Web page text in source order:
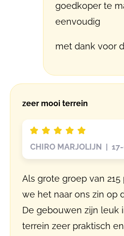
goedkoper te
eenvoudig
met dank voor
zeer mooi terrein
CHIRO MARJOLIJN |
Als grote groep van
we het naar ons zin op
De gebouwen zijn leuk
terrein zeer praktisch